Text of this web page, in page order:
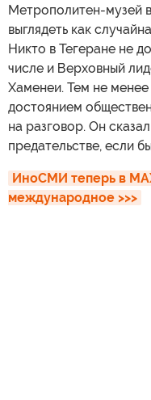
Метрополитен-музей
выглядеть как
Никто в Тегеране не
числе и Верховный
Хаменеи. Тем не
достоянием
на разговор. Он
предательстве, если
ИноСМИ теперь в
международное >>>